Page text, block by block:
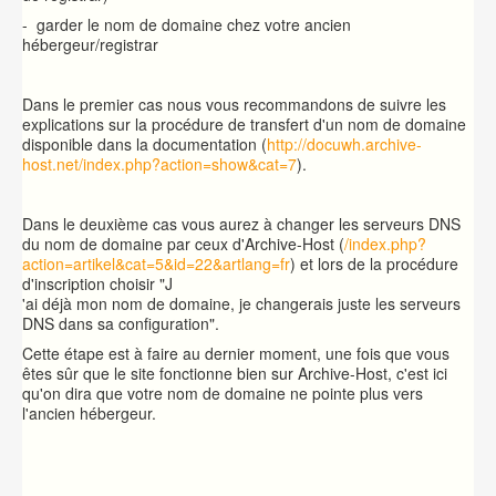
- garder le nom de domaine chez votre ancien
hébergeur/registrar
Dans le premier cas nous vous recommandons de suivre les
explications sur la procédure de transfert d'un nom de domaine
disponible dans la documentation (http://docuwh.archive-
host.net/index.php?action=show&cat=7).
Dans le deuxième cas vous aurez à changer les serveurs DNS
du nom de domaine par ceux d'Archive-Host (/index.php?
action=artikel&cat=5&id=22&artlang=fr) et lors de la procédure
d'inscription choisir "J
'ai déjà mon nom de domaine, je changerais juste les serveurs
DNS dans sa configuration".
Cette étape est à faire au dernier moment, une fois que vous
êtes sûr que le site fonctionne bien sur Archive-Host, c'est ici
qu'on dira que votre nom de domaine ne pointe plus vers
l'ancien hébergeur.